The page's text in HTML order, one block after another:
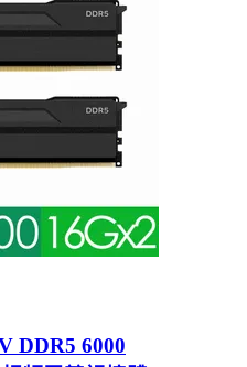
DDR5 6000